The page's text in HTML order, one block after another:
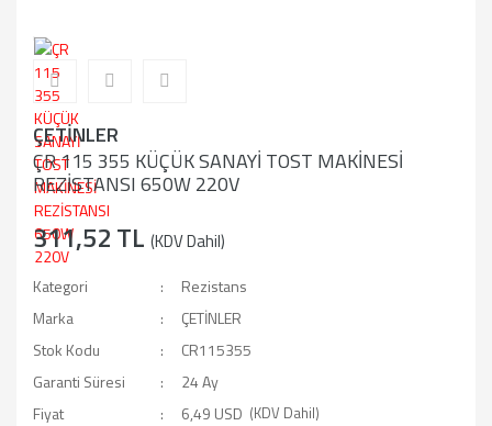
ÇETİNLER
ÇR 115 355 KÜÇÜK SANAYİ TOST MAKİNESİ
REZİSTANSI 650W 220V
311,52 TL (KDV Dahil)
Kategori
Rezistans
Marka
ÇETİNLER
Stok Kodu
CR115355
Garanti Süresi
24 Ay
Fiyat
6,49 USD (KDV Dahil)